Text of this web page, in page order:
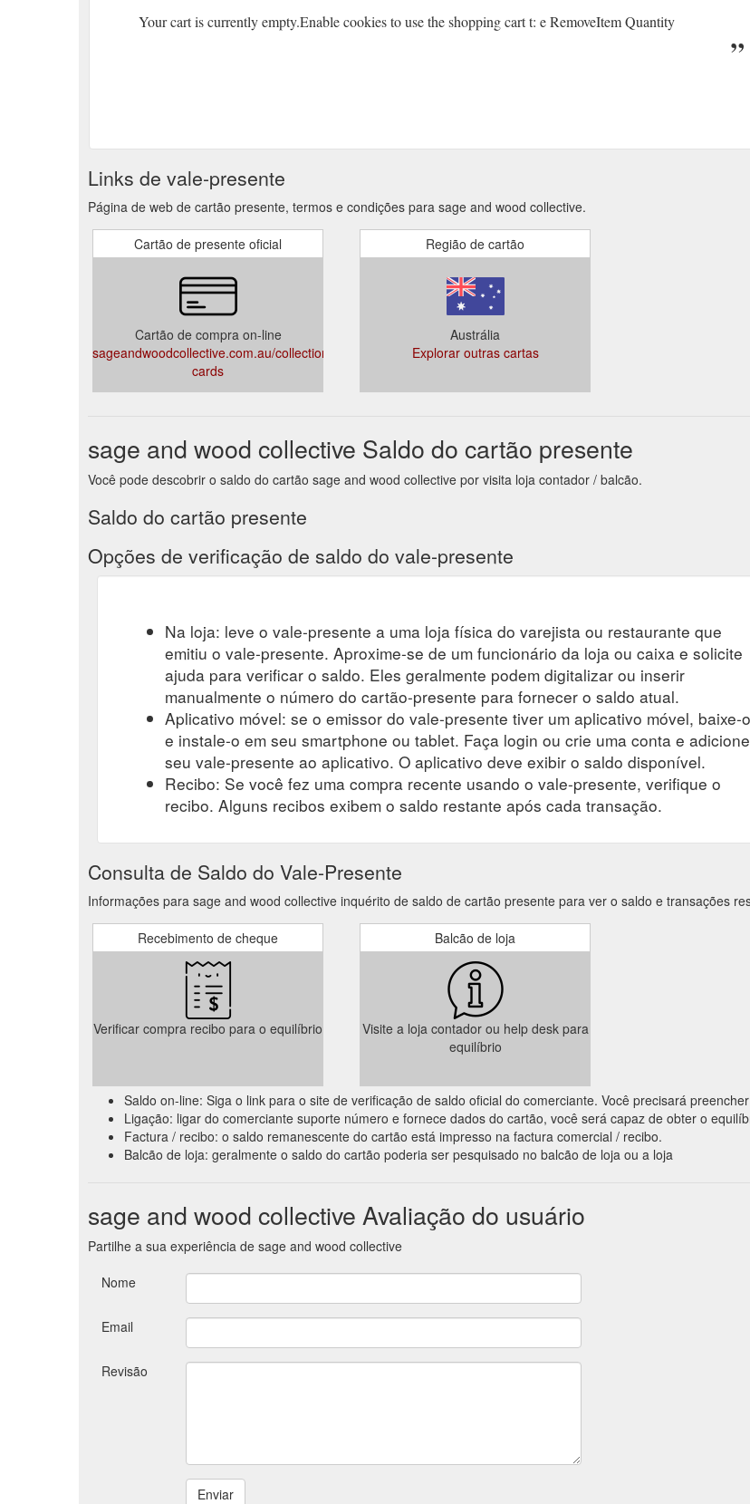
Your cart is currently empty.Enable cookies to use the shopping cart t: e RemoveItem Quantity
Links de vale-presente
Página de web de cartão presente, termos e condições para sage and wood collective.
Cartão de presente oficial
Cartão de compra on-line
sageandwoodcollective.com.au/collections/gift-
cards
Região de cartão
Austrália
Explorar outras cartas
sage and wood collective Saldo do cartão presente
Você pode descobrir o saldo do cartão sage and wood collective por visita loja contador / balcão.
Saldo do cartão presente
Opções de verificação de saldo do vale-presente
Na loja: leve o vale-presente a uma loja física do varejista ou restaurante que
emitiu o vale-presente. Aproxime-se de um funcionário da loja ou caixa e solicite
ajuda para verificar o saldo. Eles geralmente podem digitalizar ou inserir
manualmente o número do cartão-presente para fornecer o saldo atual.
Aplicativo móvel: se o emissor do vale-presente tiver um aplicativo móvel, baixe-o
e instale-o em seu smartphone ou tablet. Faça login ou crie uma conta e adicione
seu vale-presente ao aplicativo. O aplicativo deve exibir o saldo disponível.
Recibo: Se você fez uma compra recente usando o vale-presente, verifique o
recibo. Alguns recibos exibem o saldo restante após cada transação.
Consulta de Saldo do Vale-Presente
Informações para sage and wood collective inquérito de saldo de cartão presente para ver o saldo e transações
Recebimento de cheque
Verificar compra recibo para o equilíbrio
Balcão de loja
Visite a loja contador ou help desk para
equilíbrio
Saldo on-line: Siga o link para o site de verificação de saldo oficial do comerciante. Você precisará
Ligação: ligar do comerciante suporte número e fornece dados do cartão, você será capaz de obter o
Factura / recibo: o saldo remanescente do cartão está impresso na factura comercial / recibo.
Balcão de loja: geralmente o saldo do cartão poderia ser pesquisado no balcão de loja ou a loja
sage and wood collective Avaliação do usuário
Partilhe a sua experiência de sage and wood collective
Nome
Email
Revisão